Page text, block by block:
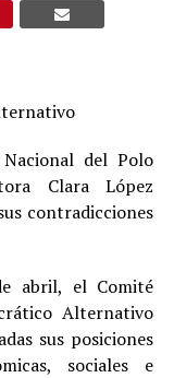
del Polo
Clara López
contradicciones
abril, el Comité
Alternativo
sus posiciones
sociales e